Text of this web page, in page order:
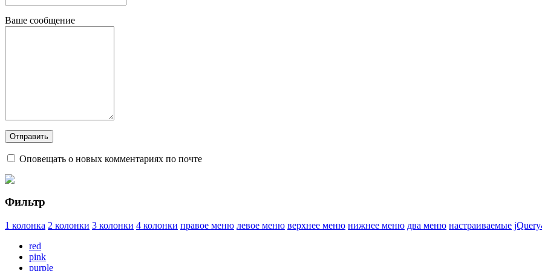
Ваше сообщение
Оповещать о новых комментариях по почте
Фильтр
1 колонка 2 колонки 3 колонки 4 колонки правое меню левое меню верхнее меню нижнее меню два меню настраиваемые
red
pink
purple